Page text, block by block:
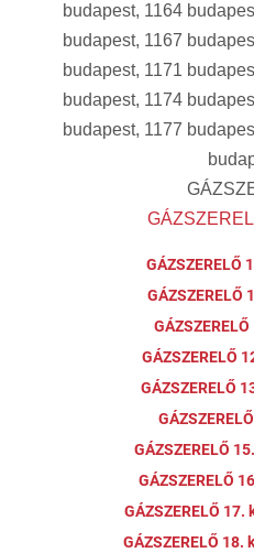
budapest, 1164
budapest, 1167
budapest, 1171
budapest, 1174
budapest, 1177
GÁZSZERELŐ
GÁZSZERELŐ
GÁZSZERELŐ
GÁZSZERELŐ
GÁZSZERELŐ
GÁZSZERELŐ
GÁZSZERELŐ
GÁZSZERELŐ